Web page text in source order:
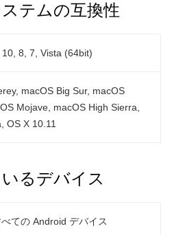
テムの互換性
8, 7, Vista (64bit)
macOS Big Sur, macOS
Mojave, macOS High Sierra,
OS X 10.11
るデバイス
ての Android デバイス